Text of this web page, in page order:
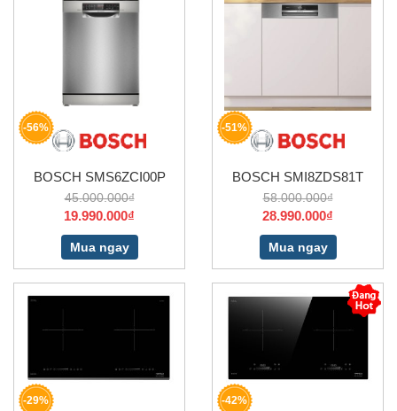
-56%
BOSCH SMS6ZCI00P
45.000.000₫
19.990.000₫
Mua ngay
-51%
BOSCH SMI8ZDS81T
58.000.000₫
28.990.000₫
Mua ngay
-29% -42%